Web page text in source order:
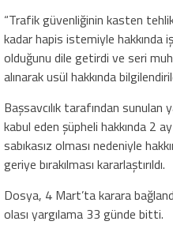
“Trafik güvenliğinin kasten
kadar hapis istemiyle hakkında
olduğunu dile getirdi ve seri
alınarak usül hakkında
Başsavcılık tarafından sunulan
kabul eden şüpheli hakkında 2
sabıkasız olması nedeniyle
geriye bırakılması kararlaştırıldı.
Dosya, 4 Mart’ta karara
olası yargılama 33 günde bitti.